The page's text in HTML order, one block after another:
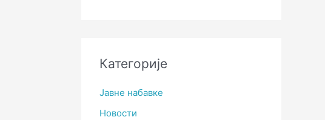
Категорије
Јавне набавке
Новости